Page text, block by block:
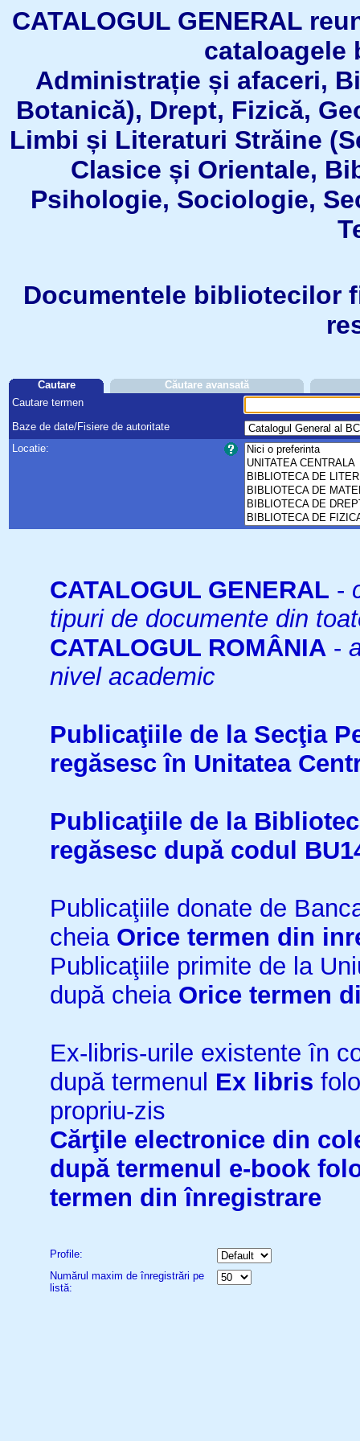
CATALOGUL GENERAL
Administrație și afaceri,
Botanică), Drept, Fizică,
Limbi și Literaturi Străine
Clasice și Orientale,
Psihologie, Sociologie,
Documentele bibliotecilor
Cautare
Căutare avansată
Cautare termen
Baze de date/Fisiere de autoritate
Locatie:
CATALOGUL GENERAL -
tipuri de documente din
CATALOGUL ROMÂNIA -
nivel academic
Publicaţiile de la Secţia
regăsesc în Unitatea
Publicaţiile de la
regăsesc după codul
Publicaţiile donate de
cheia Orice termen din
Publicaţiile primite de la
după cheia Orice termen
Ex-libris-urile existente în
după termenul Ex libris
propriu-zis
Cărţile electronice din
după termenul e-book
termen din înregistrare
Profile:
Numărul maxim de înregistrări pe
listă: